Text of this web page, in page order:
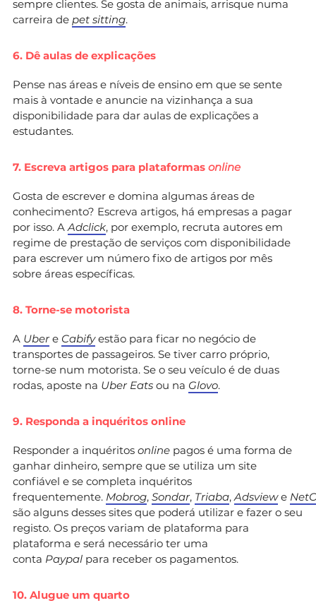
sempre clientes. Se gosta de animais, arrisque numa
carreira de pet sitting.
6. Dê aulas de explicações
Pense nas áreas e níveis de ensino em que se sente
mais à vontade e anuncie na vizinhança a sua
disponibilidade para dar aulas de explicações a
estudantes.
7. Escreva artigos para plataformas online
Gosta de escrever e domina algumas áreas de
conhecimento? Escreva artigos, há empresas a pagar
por isso. AAdclick, por exemplo, recruta autores em
regime de prestação de serviços com disponibilidade
para escrever um número fixo de artigos por mês
sobre áreas específicas.
8. Torne-se motorista
A Ubere Cabifyestão para ficar no negócio de
transportes de passageiros. Se tiver carro próprio,
torne-se num motorista. Se o seu veículo é de duas
rodas, aposte na Uber Eats ou na Glovo.
9. Responda a inquéritos online
Responder a inquéritos online pagos é uma forma de
ganhar dinheiro, sempre que se utiliza um site
confiável e se completa inquéritos
frequentemente. Mobrog, Sondar, Triaba,Adsviewe
são alguns desses sites que poderá utilizar e fazer o seu
registo. Os preços variam de plataforma para
plataforma e será necessário ter uma
conta Paypal para receber os pagamentos.
10. Alugue um quarto